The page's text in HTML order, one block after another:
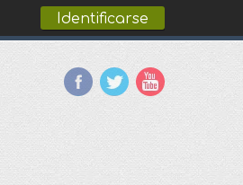
Identificarse